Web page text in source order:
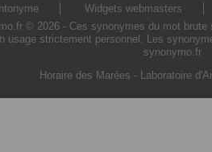
Widgets webmasters
© 2026 - Ces synonymes du mot
usage strictement personnel. Les
synonymo.fr
Horaire des Marées - Laboratoire